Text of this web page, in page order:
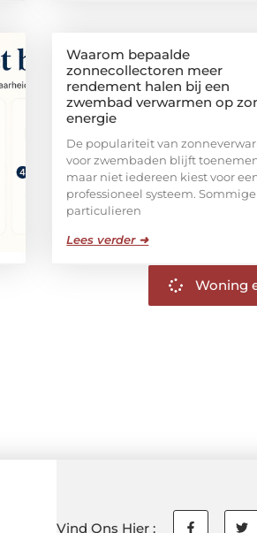
Waarom bepaalde
zonnecollectoren meer
rendement halen bij een
zwembad verwarmen op
energie
De populariteit van
voor zwembaden blijft
maar niet iedereen kiest voor
professioneel systeem. Sommige
particulieren
Lees verder ➜
Woning
Vind Ons Hier :